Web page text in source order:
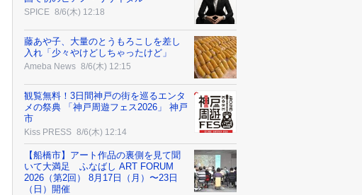
SPICE 8/6(木) 12:18
藤あや子、大量のとうもろこしを差し
入れ「少々やけどしちゃったけど」
Ameba News 8/6(木) 12:15
観覧無料！3日間神戸の街を巡るエンタ
メの祭典 「神戸周遊フェス2026」 神戸
市
Kiss PRESS 8/6(木) 12:14
【船橋市】アート作品の裏側を見て聞
いて大満足 ふなばし ART FORUM
2026（第2回） 8月17日（月）〜23日
（日）開催